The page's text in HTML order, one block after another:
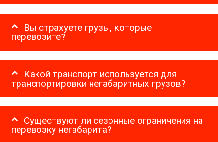
Вы страхуете грузы, которые
перевозите?
Какой транспорт используется для
транспортировки негабаритных грузов?
Существуют ли сезонные ограничения на
перевозку негабарита?